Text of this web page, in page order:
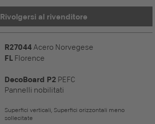
Rivolgersi al rivenditore
R27044Acero Norvegese
FL Florence
DecoBoard P2 PEFC
Pannelli nobilitati
Superfici verticali, Superfici orizzontali meno
sollecitate